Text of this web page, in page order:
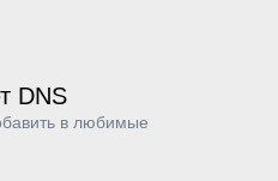
DNS
в любимые